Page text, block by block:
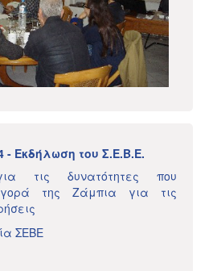
- Εκδήλωση του Σ.Ε.Β.Ε.
τις δυνατότητες που
της Ζάμπια για τις
ΣΕΒΕ